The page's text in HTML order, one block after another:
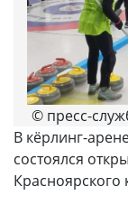
© пресс-
В кёрлинг-
состоялся
Красноярского